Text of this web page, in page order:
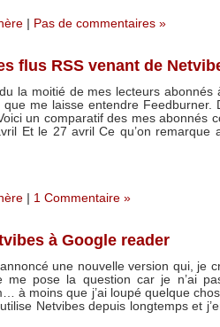
Pas de commentaires »
flus RSS venant de
la moitié de mes lecteurs abonnés
que me laisse entendre Feedburner.
un comparatif des mes abonnés
Et le 27 avril Ce qu’on remarque
1 Commentaire »
à Google reader
une nouvelle version qui, je
me pose la question car je n’ai
à moins que j’ai loupé quelque
Netvibes depuis longtemps et